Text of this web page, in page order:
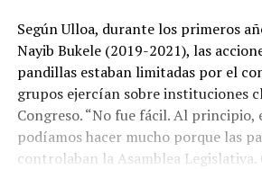
Según Ulloa, durante los primeros
Nayib Bukele (2019-2021), las
pandillas estaban limitadas por el
grupos ejercían sobre instituciones
Congreso. “No fue fácil. Al principio,
podíamos hacer mucho porque las
controlaban la Asamblea Legislativa.